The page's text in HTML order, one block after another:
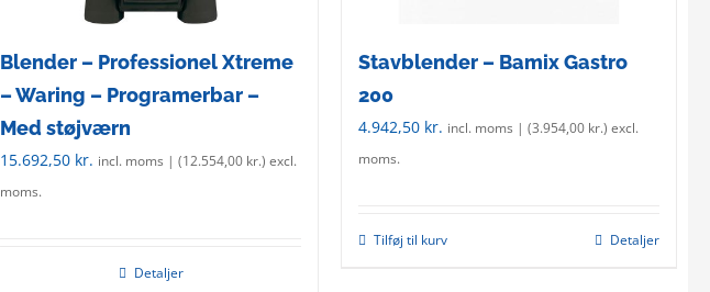
Blender – Professionel Xtreme
– Waring – Programerbar –
Med støjværn
15.692,50 kr. incl. moms | (12.554,00 kr.) excl.
moms.
Detaljer
Stavblender – Bamix Gastro
200
4.942,50 kr. incl. moms | (3.954,00 kr.) excl.
moms.
Tilføj til kurv Detaljer